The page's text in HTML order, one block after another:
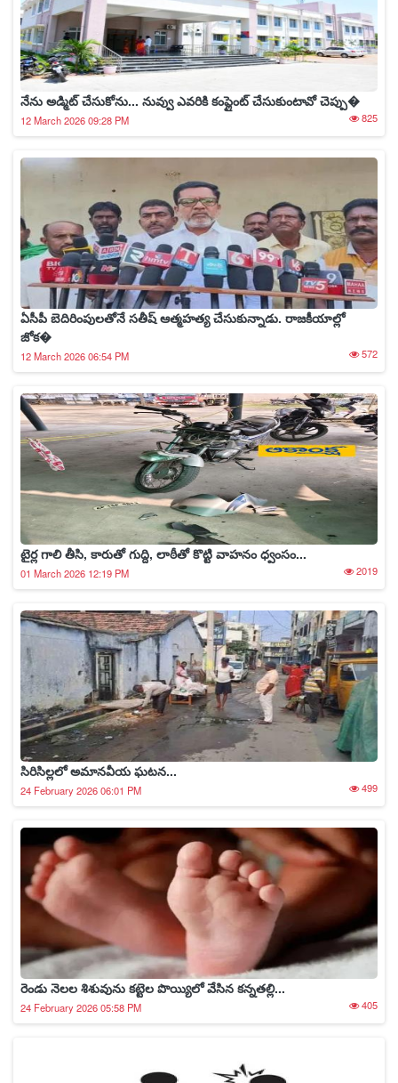
నేను అడ్మిట్ చేసుకోను... నువ్వు ఎవరికి కంప్లైంట్ చేసుకుంటావో చెప్పు�
12 March 2026 09:28 PM 825
ఏసీపీ బెదిరింపులతోనే సతీష్‌ ఆత్మహత్య చేసుకున్నాడు. రాజకీయాల్లో
జోక�
12 March 2026 06:54 PM 572
టైర్ల గాలి తీసి, కారుతో గుద్ది, లాఠీతో కొట్టి వాహనం ధ్వంసం...
01 March 2026 12:19 PM 2019
సిరిసిల్లలో అమానవీయ ఘటన...
24 February 2026 06:01 PM 499
రెండు నెలల శిశువును కట్టెల పొయ్యిలో వేసిన కన్నతల్లి...
24 February 2026 05:58 PM 405